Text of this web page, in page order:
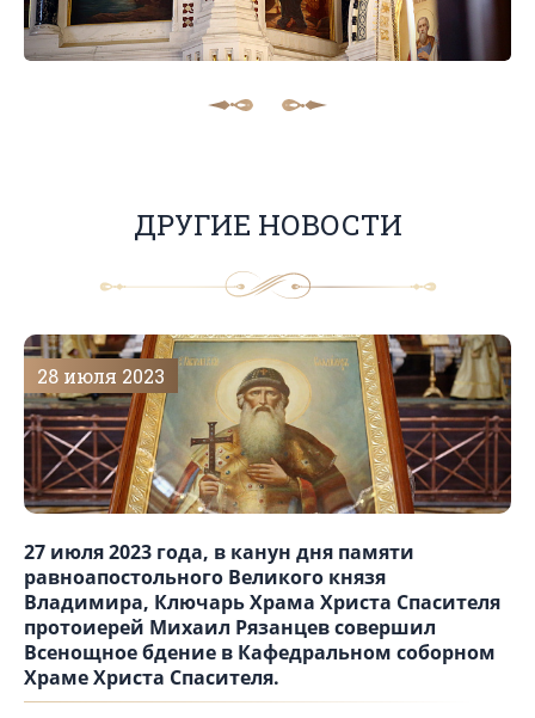
ДРУГИЕ НОВОСТИ
28 июля 2023
27 июля 2023 года, в канун дня памяти
равноапостольного Великого князя
Владимира, Ключарь Храма Христа Спасителя
протоиерей Михаил Рязанцев совершил
Всенощное бдение в Кафедральном соборном
Храме Христа Спасителя.